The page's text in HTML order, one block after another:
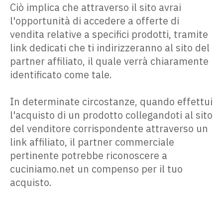
Ciò implica che attraverso il sito avrai
l'opportunità di accedere a offerte di
vendita relative a specifici prodotti, tramite
link dedicati che ti indirizzeranno al sito del
partner affiliato, il quale verrà chiaramente
identificato come tale.
In determinate circostanze, quando effettui
l'acquisto di un prodotto collegandoti al sito
del venditore corrispondente attraverso un
link affiliato, il partner commerciale
pertinente potrebbe riconoscere a
cuciniamo.net un compenso per il tuo
acquisto.